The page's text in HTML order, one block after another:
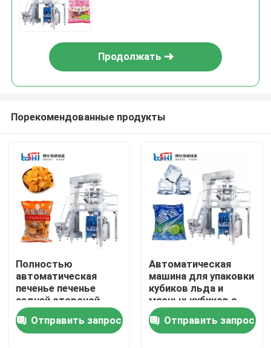
Дома
О Компании
Продолжать
Порекомендованные продукты
Полностью
автоматическая
печенье печенье
задней стороной
уплотнительный
мешок вертикальная
упаковочная машина
Отправить запрос
Автоматическая
машина для упаковки
кубиков льда и
мясных кубиков с
весом 10 голов
Отправить запрос